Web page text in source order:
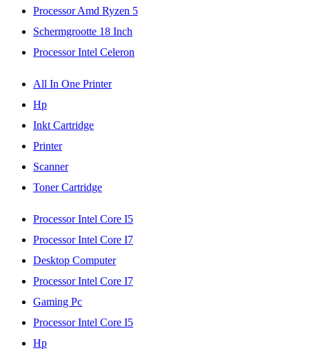
Processor Amd Ryzen 5
Schermgrootte 18 Inch
Processor Intel Celeron
All In One Printer
Hp
Inkt Cartridge
Printer
Scanner
Toner Cartridge
Processor Intel Core I5
Processor Intel Core I7
Desktop Computer
Processor Intel Core I7
Gaming Pc
Processor Intel Core I5
Hp